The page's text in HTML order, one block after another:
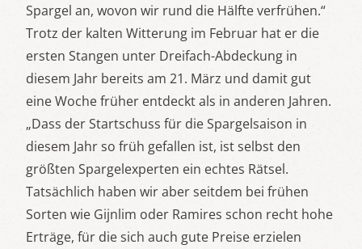
Spargel an, wovon wir rund die Hälfte verfrühen.“
Trotz der kalten Witterung im Februar hat er die
ersten Stangen unter Dreifach-Abdeckung in
diesem Jahr bereits am 21. März und damit gut
eine Woche früher entdeckt als in anderen Jahren.
„Dass der Startschuss für die Spargelsaison in
diesem Jahr so früh gefallen ist, ist selbst den
größten Spargelexperten ein echtes Rätsel.
Tatsächlich haben wir aber seitdem bei frühen
Sorten wie Gijnlim oder Ramires schon recht hohe
Erträge, für die sich auch gute Preise erzielen